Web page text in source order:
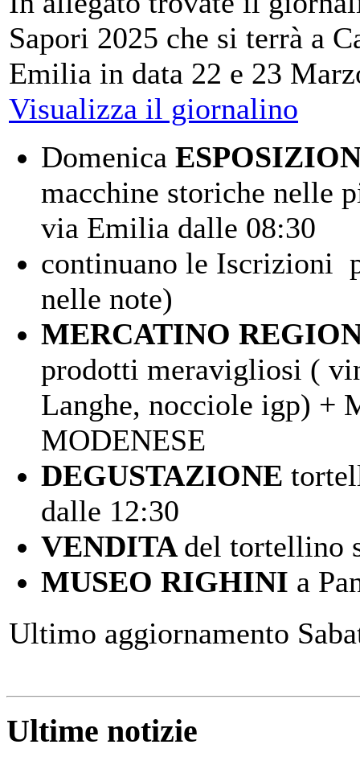
Sapori 2025 che si terrà a
Emilia in data 22 e 23
Visualizza il giornalino
Domenica
macchine storiche nelle
via Emilia dalle 08:30
continuano le Iscrizioni
nelle note)
MERCATINO
prodotti meravigliosi (
Langhe, nocciole igp) +
MODENESE
DEGUSTAZIONE
dalle 12:30
VENDITA del tortellino
MUSEO RIGHINI a
Ultimo aggiornamento
Ultime notizie